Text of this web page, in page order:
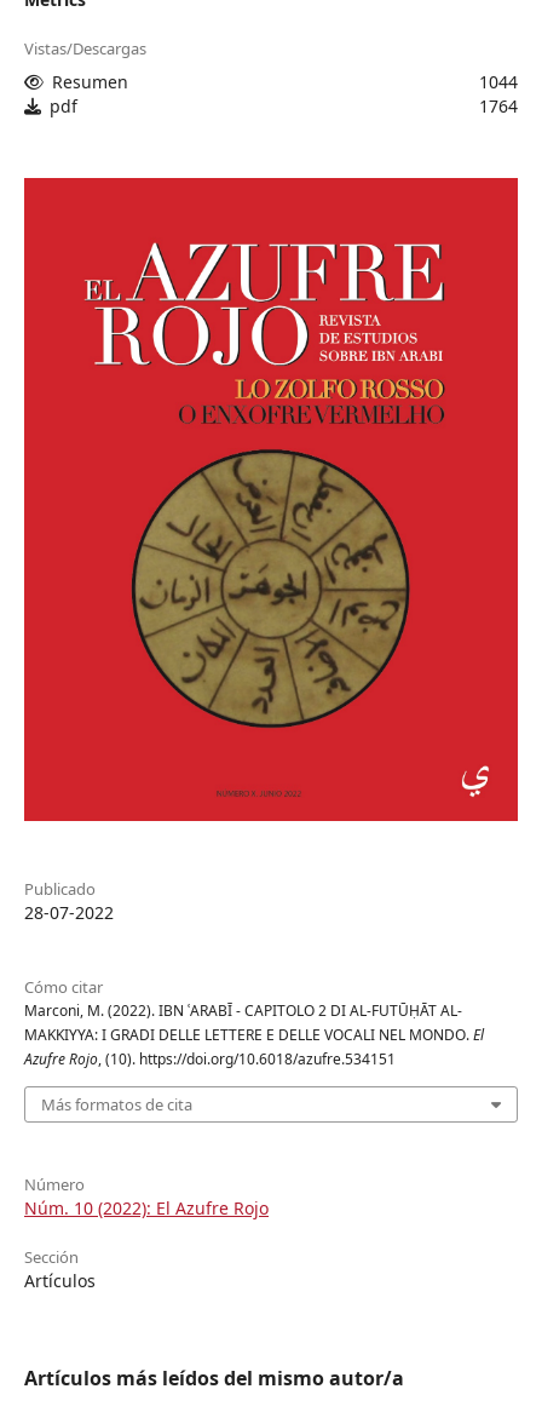
Vistas/Descargas
Resumen
1044
pdf
1764
Publicado
28-07-2022
Cómo citar
Marconi, M. (2022). IBN ʿARABĪ - CAPITOLO 2 DI AL-FUTŪḤĀT AL-
MAKKIYYA: I GRADI DELLE LETTERE E DELLE VOCALI NEL MONDO.El
Azufre Rojo, (10). https://doi.org/10.6018/azufre.534151
Más formatos de cita
Número
Núm. 10 (2022): El Azufre Rojo
Sección
Artículos
Artículos más leídos del mismo autor/a